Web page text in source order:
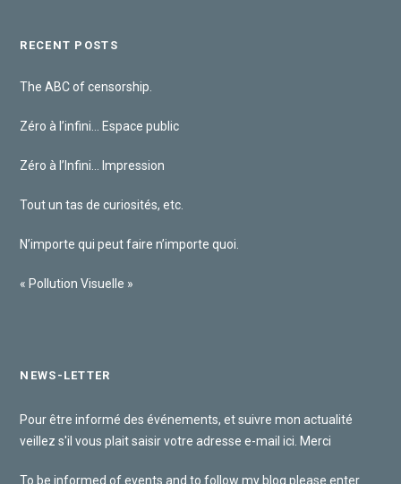
RECENT POSTS
The ABC of censorship.
Zéro à l’infini… Espace public
Zéro à l’Infini… Impression
Tout un tas de curiosités, etc.
N’importe qui peut faire n’importe quoi.
« Pollution Visuelle »
NEWS-LETTER
Pour être informé des événements, et suivre mon actualité
veillez s'il vous plait saisir votre adresse e-mail ici. Merci
To be informed of events and to follow my blog please enter